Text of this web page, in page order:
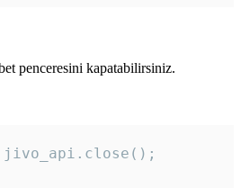
penceresini kapatabilirsiniz.